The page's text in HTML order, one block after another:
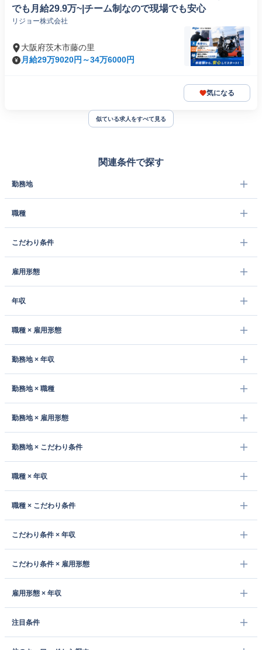
でも月給29.9万~|チーム制なので現場でも安心
リジョー株式会社
大阪府茨木市藤の里
月給29万9020円～34万6000円
気になる
似ている求人をすべて見る
関連条件で探す
勤務地
職種
こだわり条件
雇用形態
年収
職種 × 雇用形態
勤務地 × 年収
勤務地 × 職種
勤務地 × 雇用形態
勤務地 × こだわり条件
職種 × 年収
職種 × こだわり条件
こだわり条件 × 年収
こだわり条件 × 雇用形態
雇用形態 × 年収
注目条件